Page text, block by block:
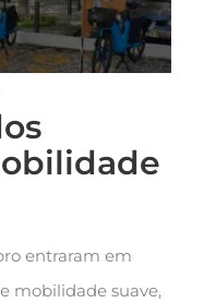
entraram em
mobilidade suave,